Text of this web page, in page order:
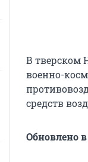
В тверском
военно-
средств
Обновлено